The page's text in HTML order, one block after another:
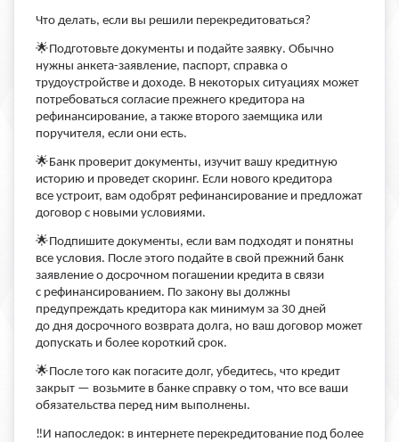
Что делать, если вы решили перекредитоваться?
🌟Подготовьте документы и подайте заявку. Обычно
нужны анкета-заявление, паспорт, справка о
трудоустройстве и доходе. В некоторых ситуациях может
потребоваться согласие прежнего кредитора на
рефинансирование, а также второго заемщика или
поручителя, если они есть.
🌟Банк проверит документы, изучит вашу кредитную
историю и проведет скоринг. Если нового кредитора
все устроит, вам одобрят рефинансирование и предложат
договор с новыми условиями.
🌟Подпишите документы, если вам подходят и понятны
все условия. После этого подайте в свой прежний банк
заявление о досрочном погашении кредита в связи
с рефинансированием. По закону вы должны
предупреждать кредитора как минимум за 30 дней
до дня досрочного возврата долга, но ваш договор может
допускать и более короткий срок.
🌟После того как погасите долг, убедитесь, что кредит
закрыт — возьмите в банке справку о том, что все ваши
обязательства перед ним выполнены.
‼️И напоследок: в интернете перекредитование под более